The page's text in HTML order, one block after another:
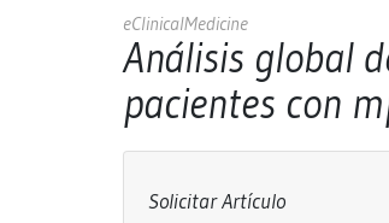
eClinicalMedicine
Análisis global
pacientes con
Solicitar Artículo